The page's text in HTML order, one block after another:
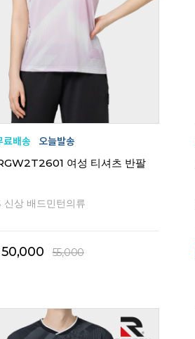
여성 티셔츠 반팔
신상 배드민턴의류
50,000 55,000